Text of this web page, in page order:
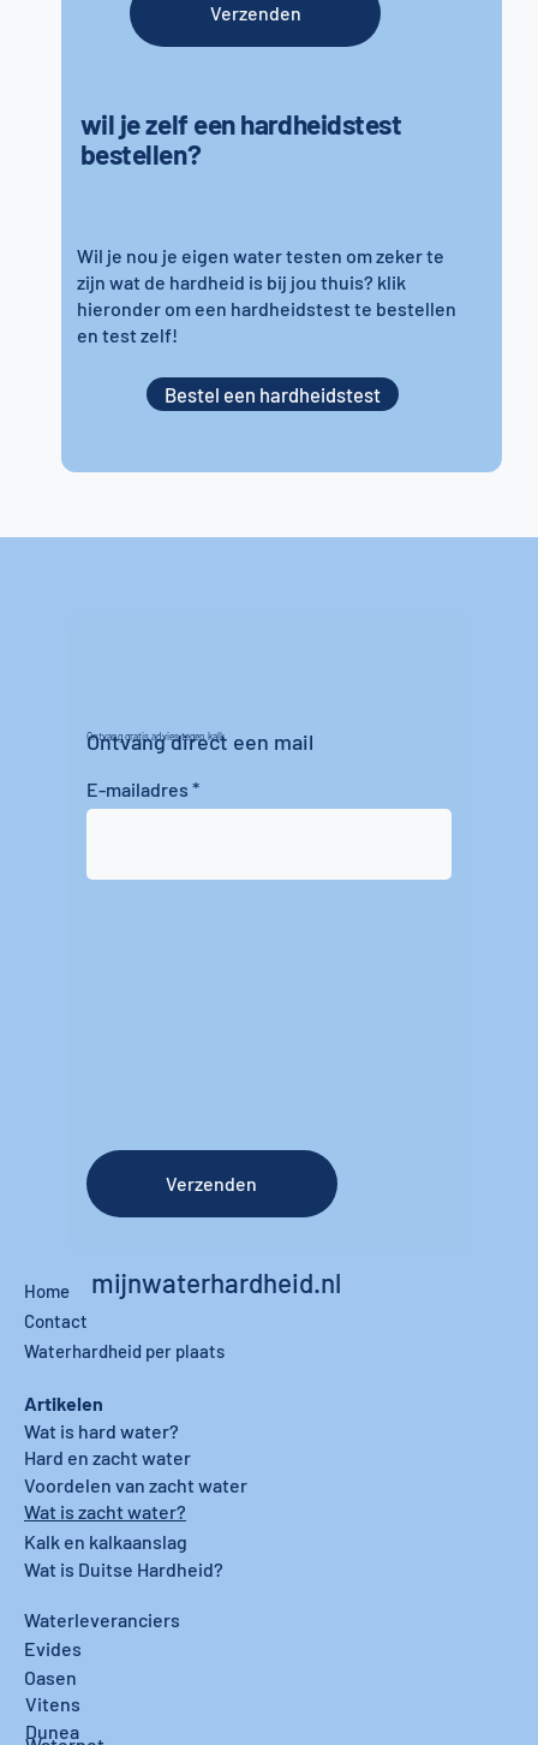
wil je zelf een hardheidstest
bestellen?
Wil je nou je eigen water testen om zeker te
zijn wat de hardheid is bij jou thuis? klik
hieronder om een hardheidstest te bestellen
en test zelf!
Verzenden
Bestel een hardheidstest
Ontvang gratis advies tegen kalk
Ontvang direct een mail
E-mailadres
Verzenden
mijnwaterhardheid.nl
Home
Contact
Waterhardheid per plaats
Waterleveranciers
Evides
Oasen
Vitens
Dunea
Artikelen
Wat is hard water?
Hard en zacht water
Wat is zacht water?
Voordelen van zacht water
Kalk en kalkaanslag
Wat is Duitse Hardheid?